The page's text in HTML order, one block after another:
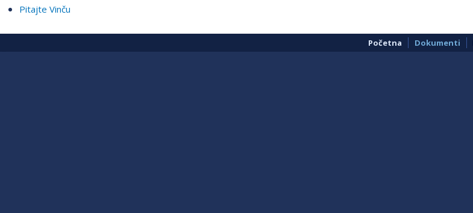
Pitajte Vinču
Početna Dokumenti